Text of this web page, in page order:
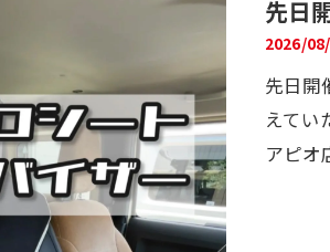
先日
2026/
先日開
えてい
アピ